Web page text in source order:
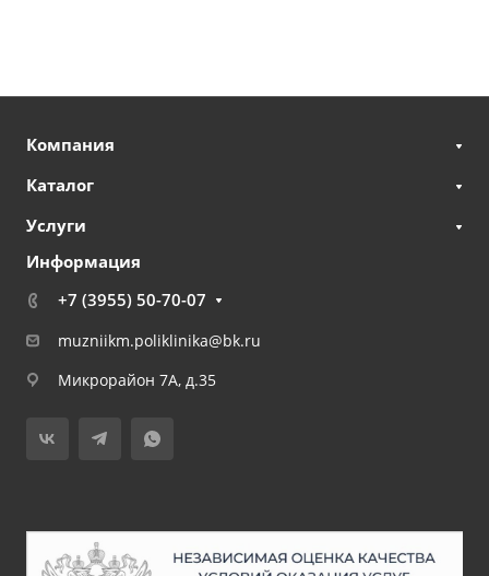
Компания
Каталог
Услуги
Информация
+7 (3955) 50-70-07
muzniikm.poliklinika@bk.ru
Микрорайон 7А, д.35